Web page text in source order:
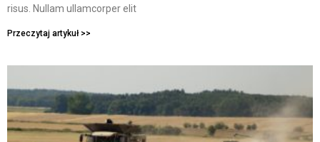
risus. Nullam ullamcorper elit
Przeczytaj artykuł >>